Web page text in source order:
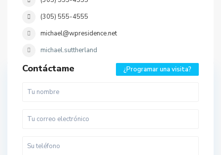
(305) 555-4555
michael@wpresidence.net
michael.suttherland
Contáctame ¿Programar una visita?